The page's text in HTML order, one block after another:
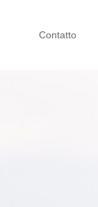
Contatto